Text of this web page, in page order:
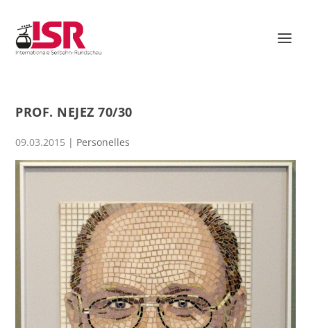
PROF. NEJEZ 70/30
09.03.2015 | Personelles